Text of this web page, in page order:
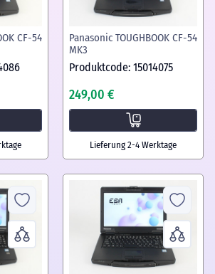
CF-54
Panasonic TOUGHBOOK CF-54
MK3
Produktcode: 15014075
249,00 €
Lieferung 2-4 Werktage